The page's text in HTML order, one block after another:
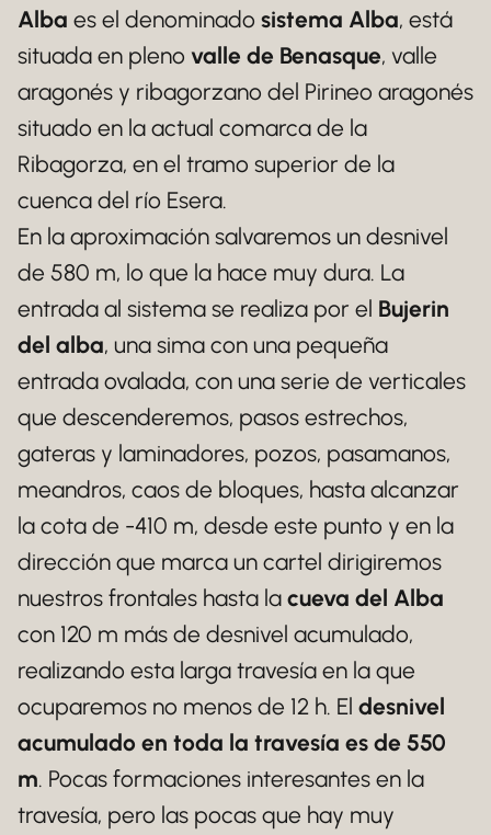
Alba es el denominado sistema Alba, está
situada en pleno valle de Benasque, valle
aragonés y ribagorzano del Pirineo aragonés
situado en la actual comarca de la
Ribagorza, en el tramo superior de la
cuenca del río Esera.
En la aproximación salvaremos un desnivel
de 580 m, lo que la hace muy dura. La
entrada al sistema se realiza por el Bujerin
del alba, una sima con una pequeña
entrada ovalada, con una serie de verticales
que descenderemos, pasos estrechos,
gateras y laminadores, pozos, pasamanos,
meandros, caos de bloques, hasta alcanzar
la cota de -410 m, desde este punto y en la
dirección que marca un cartel dirigiremos
nuestros frontales hasta la cueva del Alba
con 120 m más de desnivel acumulado,
realizando esta larga travesía en la que
ocuparemos no menos de 12 h. El desnivel
acumulado en toda la travesía es de 550
m. Pocas formaciones interesantes en la
travesía, pero las pocas que hay muy